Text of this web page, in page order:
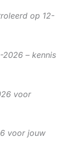
op 12-
– kennis
voor
voor jouw